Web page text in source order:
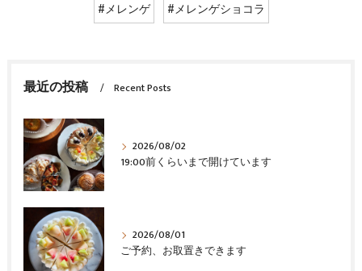
#メレンゲ #メレンゲショコラ
最近の投稿 Recent Posts
2026/08/02
19:00前くらいまで開けています
2026/08/01
ご予約、お取置きできます